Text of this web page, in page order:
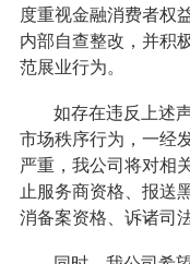
度重视金融消费者权
内部自查整改，并积
范展业行为。
如存在违反上述
市场秩序行为，一经
严重，我公司将对相
止服务商资格、报送
消备案资格、诉诸司